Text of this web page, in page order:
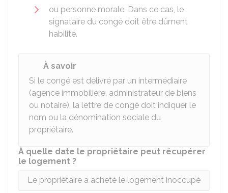
ou personne morale. Dans ce cas, le
signataire du congé doit être dûment
habilité.
À savoir
Si le congé est délivré par un intermédiaire
(agence immobilière, administrateur de biens
ou notaire), la lettre de congé doit indiquer le
nom ou la dénomination sociale du
propriétaire.
À quelle date le propriétaire peut récupérer
le logement ?
Le propriétaire a acheté le logement inoccupé